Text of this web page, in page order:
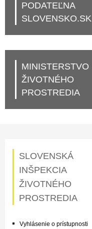
PODATEĽNA
SLOVENSKO.SK
MINISTERSTVO
ŽIVOTNÉHO
PROSTREDIA
SLOVENSKÁ
INŠPEKCIA
ŽIVOTNÉHO
PROSTREDIA
Vyhlásenie o prístupnosti